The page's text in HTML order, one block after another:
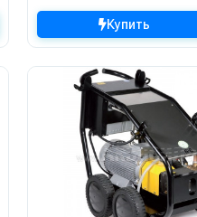
Купить